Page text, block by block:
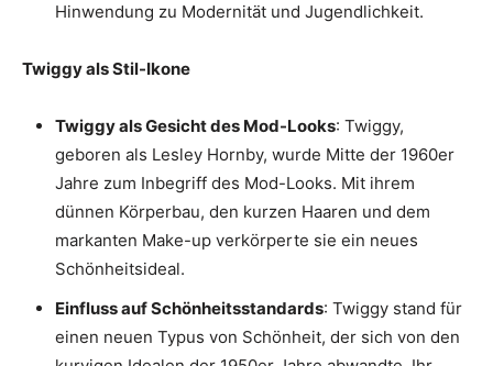
Hinwendung zu Modernität und Jugendlichkeit.
Twiggy als Stil-Ikone
Twiggy als Gesicht des Mod-Looks: Twiggy,
geboren als Lesley Hornby, wurde Mitte der 1960er
Jahre zum Inbegriff des Mod-Looks. Mit ihrem
dünnen Körperbau, den kurzen Haaren und dem
markanten Make-up verkörperte sie ein neues
Schönheitsideal.
Einfluss auf Schönheitsstandards: Twiggy stand für
einen neuen Typus von Schönheit, der sich von den